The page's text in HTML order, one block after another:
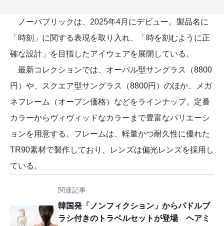
ノーパブリックは、2025年4月にデビュー。製品名に
「時刻」に関する表現を取り入れ、「時を刻むように正
確な設計」を目指したアイウェアを展開している。
最新コレクションでは、オーバル型サングラス（8800
円）や、スクエア型サングラス（8800円）のほか、メガ
ネフレーム（オープン価格）などをラインナップ。定番
カラーからヴィヴィッドなカラーまで豊富なバリエーシ
ョンを用意する。フレームは、軽量かつ耐久性に優れた
TR90素材で製作しており、レンズは偏光レンズを採用し
ている。
関連記事
韓国発「ノンフィクション」からパドルブ
ラシ付きのトラベルセットが登場 ヘアミ